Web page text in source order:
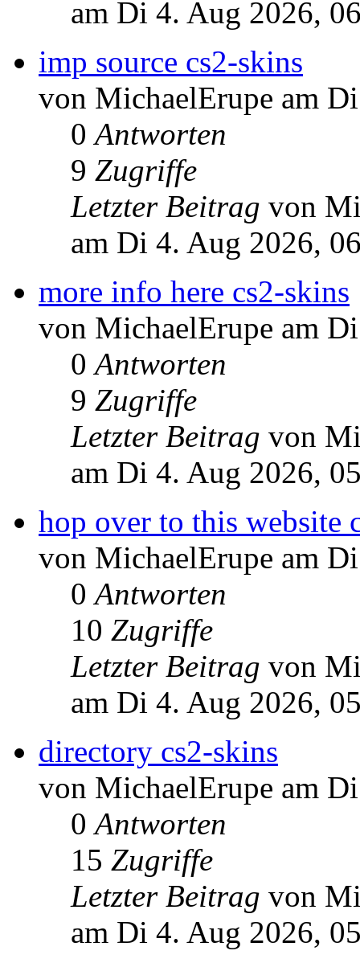
am Di 4. Aug 2026,
imp source cs2-skins
von MichaelErupe am
0Antworten
9 Zugriffe
Letzter Beitrag von
am Di 4. Aug 2026,
more info here cs2-skins
von MichaelErupe am
0Antworten
9 Zugriffe
Letzter Beitrag von
am Di 4. Aug 2026,
hop over to this website
von MichaelErupe am
0Antworten
10 Zugriffe
Letzter Beitrag von
am Di 4. Aug 2026,
directory cs2-skins
von MichaelErupe am
0Antworten
15 Zugriffe
Letzter Beitrag von
am Di 4. Aug 2026,